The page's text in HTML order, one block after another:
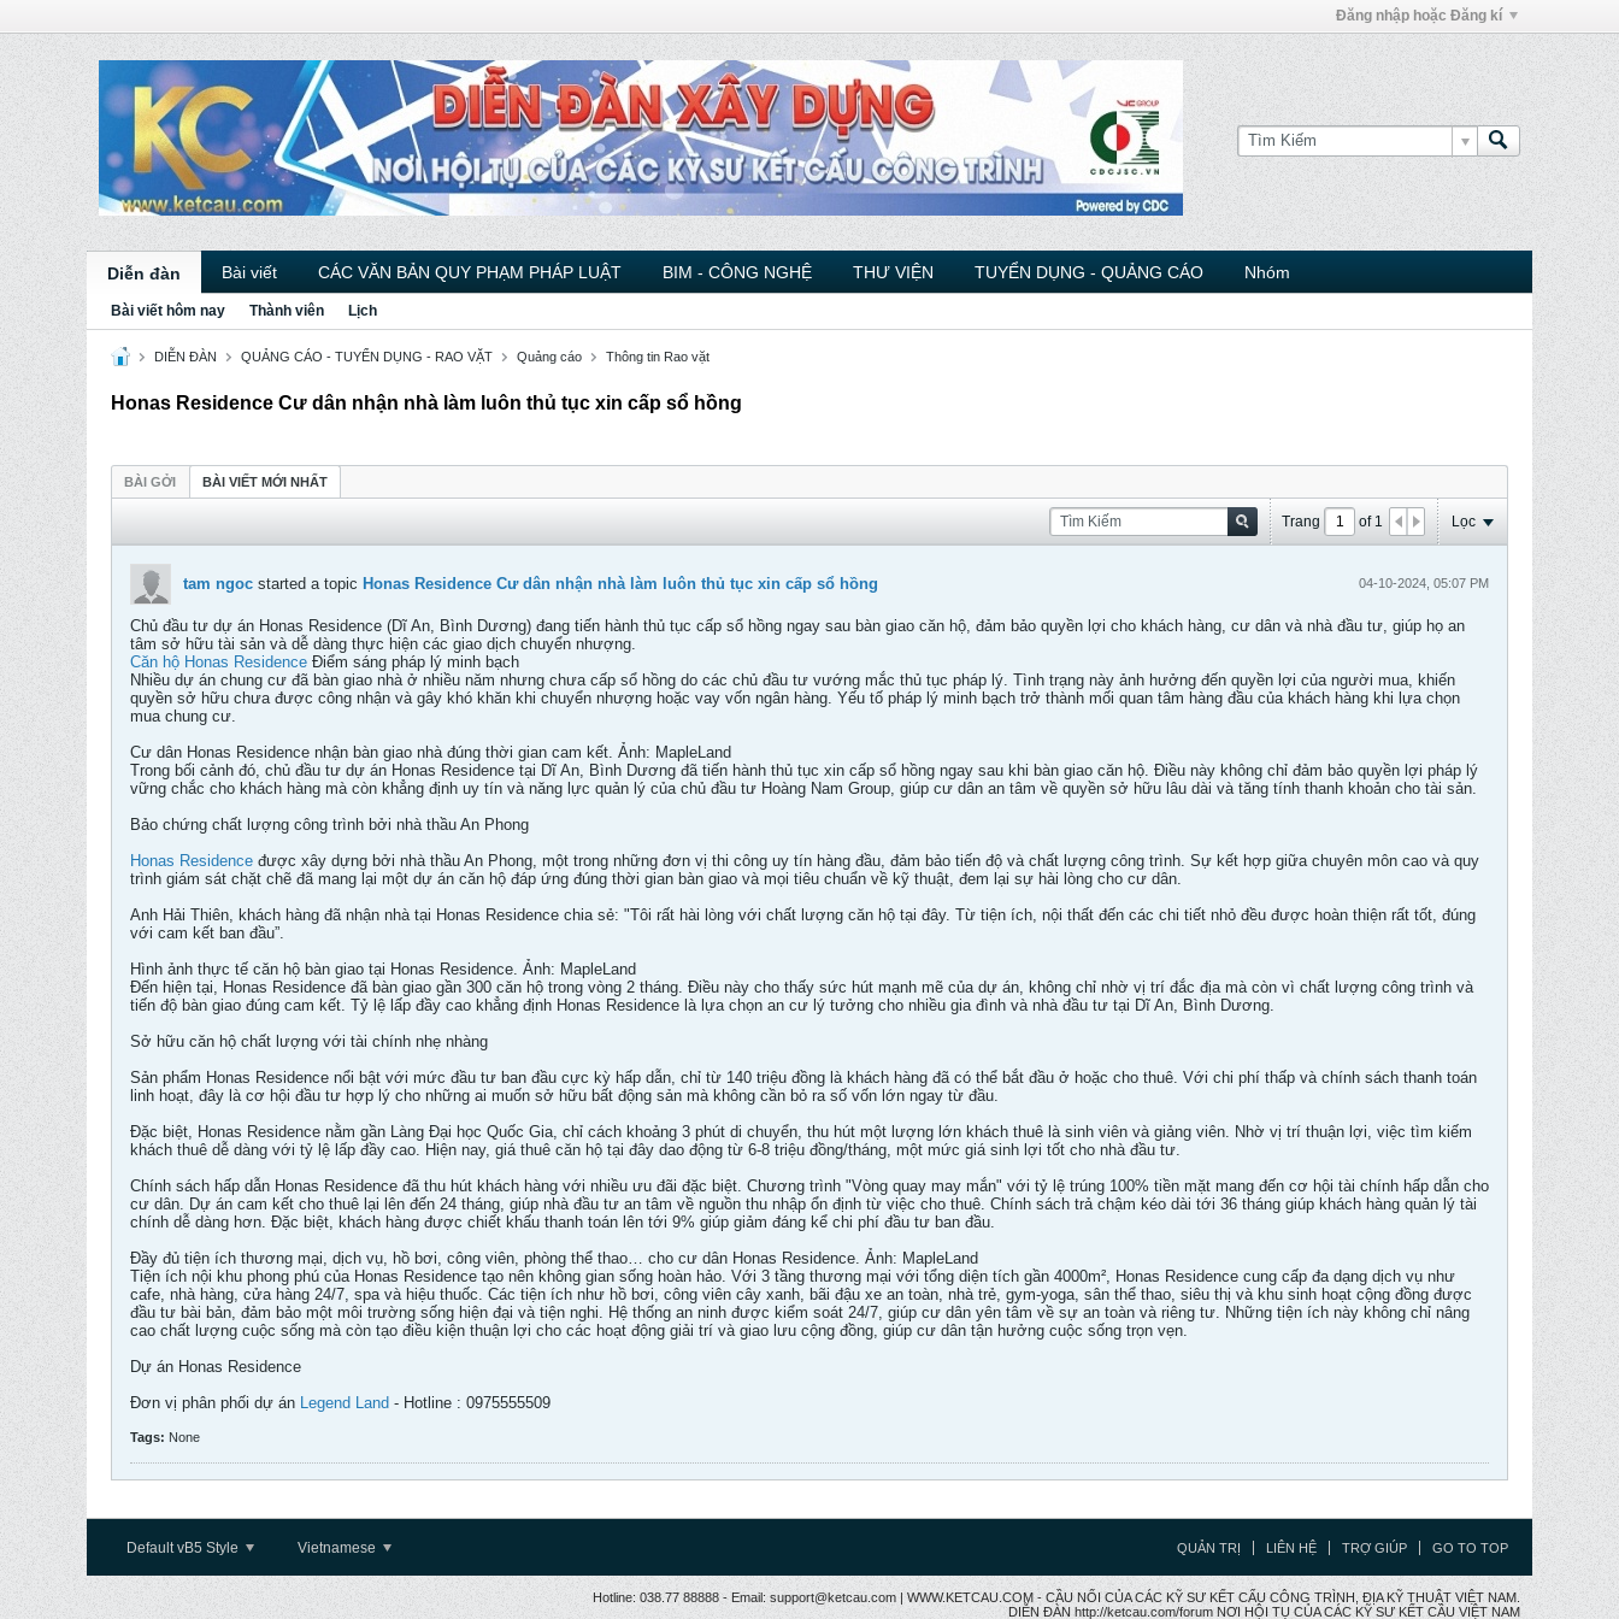
Đăng nhập hoặc Đăng kí
Diễn đàn Bài viết CÁC VĂN BẢN QUY PHẠM PHÁP LUẬT BIM - CÔNG NGHỆ THƯ VIỆN TUYỂN DỤNG - QUẢNG CÁO Nhóm
Bài viết hôm nay Thành viên Lịch
DIỄN ĐÀN QUẢNG CÁO - TUYỂN DỤNG - RAO VẶT Quảng cáo Thông tin Rao vặt
Honas Residence Cư dân nhận nhà làm luôn thủ tục xin cấp sổ hồng
BÀI GỞI BÀI VIẾT MỚI NHẤT
Trang of 1 Lọc
tam ngoc started a topic Honas Residence Cư dân nhận nhà làm luôn thủ tục xin cấp sổ hồng 04-10-2024, 05:07 PM
Chủ đầu tư dự án Honas Residence (Dĩ An, Bình Dương) đang tiến hành thủ tục cấp sổ hồng ngay sau bàn giao căn hộ, đảm bảo quyền lợi cho khách hàng, cư dân và nhà đầu tư, giúp họ an
tâm sở hữu tài sản và dễ dàng thực hiện các giao dịch chuyển nhượng.
Căn hộ Honas Residence Điểm sáng pháp lý minh bạch
Nhiều dự án chung cư đã bàn giao nhà ở nhiều năm nhưng chưa cấp sổ hồng do các chủ đầu tư vướng mắc thủ tục pháp lý. Tình trạng này ảnh hưởng đến quyền lợi của người mua, khiến
quyền sở hữu chưa được công nhận và gây khó khăn khi chuyển nhượng hoặc vay vốn ngân hàng. Yếu tố pháp lý minh bạch trở thành mối quan tâm hàng đầu của khách hàng khi lựa chọn
mua chung cư.
Cư dân Honas Residence nhận bàn giao nhà đúng thời gian cam kết. Ảnh: MapleLand
Trong bối cảnh đó, chủ đầu tư dự án Honas Residence tại Dĩ An, Bình Dương đã tiến hành thủ tục xin cấp sổ hồng ngay sau khi bàn giao căn hộ. Điều này không chỉ đảm bảo quyền lợi pháp lý
vững chắc cho khách hàng mà còn khẳng định uy tín và năng lực quản lý của chủ đầu tư Hoàng Nam Group, giúp cư dân an tâm về quyền sở hữu lâu dài và tăng tính thanh khoản cho tài sản.
Bảo chứng chất lượng công trình bởi nhà thầu An Phong
Honas Residence được xây dựng bởi nhà thầu An Phong, một trong những đơn vị thi công uy tín hàng đầu, đảm bảo tiến độ và chất lượng công trình. Sự kết hợp giữa chuyên môn cao và quy
trình giám sát chặt chẽ đã mang lại một dự án căn hộ đáp ứng đúng thời gian bàn giao và mọi tiêu chuẩn về kỹ thuật, đem lại sự hài lòng cho cư dân.
Anh Hải Thiên, khách hàng đã nhận nhà tại Honas Residence chia sẻ: "Tôi rất hài lòng với chất lượng căn hộ tại đây. Từ tiện ích, nội thất đến các chi tiết nhỏ đều được hoàn thiện rất tốt, đúng
với cam kết ban đầu”.
Hình ảnh thực tế căn hộ bàn giao tại Honas Residence. Ảnh: MapleLand
Đến hiện tại, Honas Residence đã bàn giao gần 300 căn hộ trong vòng 2 tháng. Điều này cho thấy sức hút mạnh mẽ của dự án, không chỉ nhờ vị trí đắc địa mà còn vì chất lượng công trình và
tiến độ bàn giao đúng cam kết. Tỷ lệ lấp đầy cao khẳng định Honas Residence là lựa chọn an cư lý tưởng cho nhiều gia đình và nhà đầu tư tại Dĩ An, Bình Dương.
Sở hữu căn hộ chất lượng với tài chính nhẹ nhàng
Sản phẩm Honas Residence nổi bật với mức đầu tư ban đầu cực kỳ hấp dẫn, chỉ từ 140 triệu đồng là khách hàng đã có thể bắt đầu ở hoặc cho thuê. Với chi phí thấp và chính sách thanh toán
linh hoạt, đây là cơ hội đầu tư hợp lý cho những ai muốn sở hữu bất động sản mà không cần bỏ ra số vốn lớn ngay từ đầu.
Đặc biệt, Honas Residence nằm gần Làng Đại học Quốc Gia, chỉ cách khoảng 3 phút di chuyển, thu hút một lượng lớn khách thuê là sinh viên và giảng viên. Nhờ vị trí thuận lợi, việc tìm kiếm
khách thuê dễ dàng với tỷ lệ lấp đầy cao. Hiện nay, giá thuê căn hộ tại đây dao động từ 6-8 triệu đồng/tháng, một mức giá sinh lợi tốt cho nhà đầu tư.
Chính sách hấp dẫn Honas Residence đã thu hút khách hàng với nhiều ưu đãi đặc biệt. Chương trình "Vòng quay may mắn" với tỷ lệ trúng 100% tiền mặt mang đến cơ hội tài chính hấp dẫn cho
cư dân. Dự án cam kết cho thuê lại lên đến 24 tháng, giúp nhà đầu tư an tâm về nguồn thu nhập ổn định từ việc cho thuê. Chính sách trả chậm kéo dài tới 36 tháng giúp khách hàng quản lý tài
chính dễ dàng hơn. Đặc biệt, khách hàng được chiết khấu thanh toán lên tới 9% giúp giảm đáng kể chi phí đầu tư ban đầu.
Đầy đủ tiện ích thương mại, dịch vụ, hồ bơi, công viên, phòng thể thao… cho cư dân Honas Residence. Ảnh: MapleLand
Tiện ích nội khu phong phú của Honas Residence tạo nên không gian sống hoàn hảo. Với 3 tầng thương mại với tổng diện tích gần 4000m², Honas Residence cung cấp đa dạng dịch vụ như
cafe, nhà hàng, cửa hàng 24/7, spa và hiệu thuốc. Các tiện ích như hồ bơi, công viên cây xanh, bãi đậu xe an toàn, nhà trẻ, gym-yoga, sân thể thao, siêu thị và khu sinh hoạt cộng đồng được
đầu tư bài bản, đảm bảo một môi trường sống hiện đại và tiện nghi. Hệ thống an ninh được kiểm soát 24/7, giúp cư dân yên tâm về sự an toàn và riêng tư. Những tiện ích này không chỉ nâng
cao chất lượng cuộc sống mà còn tạo điều kiện thuận lợi cho các hoạt động giải trí và giao lưu cộng đồng, giúp cư dân tận hưởng cuộc sống trọn vẹn.
Dự án Honas Residence
Đơn vị phân phối dự án Legend Land - Hotline : 0975555509
Tags: None
Default vB5 Style Vietnamese QUẢN TRỊ LIÊN HỆ TRỢ GIÚP GO TO TOP
Hotline: 038.77 88888 - Email: support@ketcau.com | WWW.KETCAU.COM - CẦU NỐI CỦA CÁC KỸ SƯ KẾT CẤU CÔNG TRÌNH, ĐỊA KỸ THUẬT VIỆT NAM.
DIỄN ĐÀN http://ketcau.com/forum NƠI HỘI TỤ CỦA CÁC KỸ SƯ KẾT CÂU VIỆT NAM